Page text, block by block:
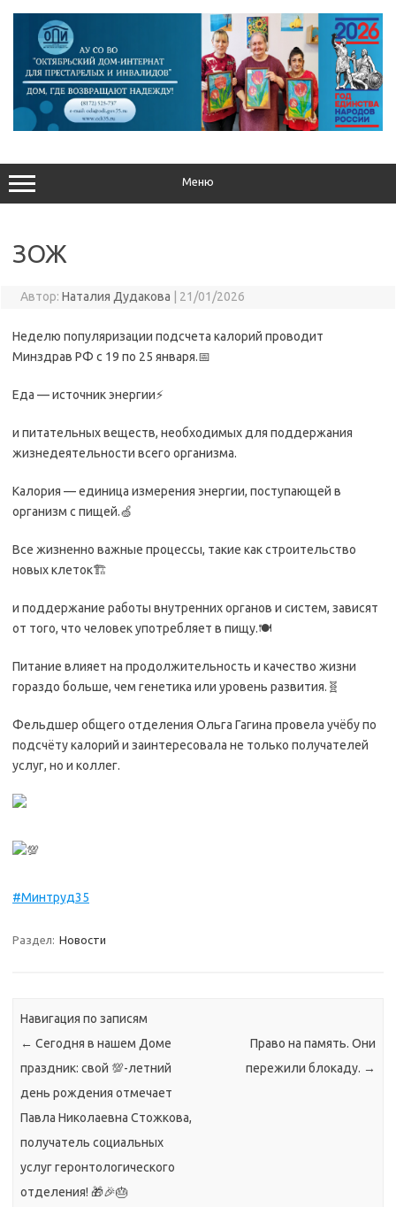
содержимому
Меню
ЗОЖ
Автор: Наталия Дудакова 21/01/2026
Неделю популяризации подсчета калорий проводит
Минздрав РФ с 19 по 25 января.📅
Еда — источник энергии⚡
и питательных веществ, необходимых для поддержания
жизнедеятельности всего организма.
Калория — единица измерения энергии, поступающей в
организм с пищей.🍏
Все жизненно важные процессы, такие как строительство
новых клеток🏗️
и поддержание работы внутренних органов и систем, зависят
от того, что человек употребляет в пищу.🍽️
Питание влияет на продолжительность и качество жизни
гораздо больше, чем генетика или уровень развития.🧬
Фельдшер общего отделения Ольга Гагина провела учёбу по
подсчёту калорий и заинтересовала не только получателей
услуг, но и коллег.
#Минтруд35
Раздел: Новости
Навигация по записям
← Сегодня в нашем Доме
праздник: свой 💯-летний
день рождения отмечает
Павла Николаевна Стожкова,
получатель социальных
услуг геронтологического
отделения! 🎁🎉🎂
Право на память. Они
пережили блокаду. →